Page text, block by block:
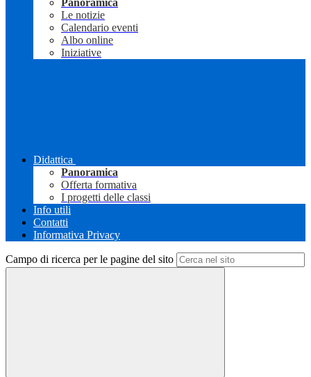
Panoramica
Le notizie
Calendario eventi
Albo online
Iniziative
Didattica
Panoramica
Offerta formativa
I progetti delle classi
Info utili
Contatti
Informativa Privacy
Campo di ricerca per le pagine del sito